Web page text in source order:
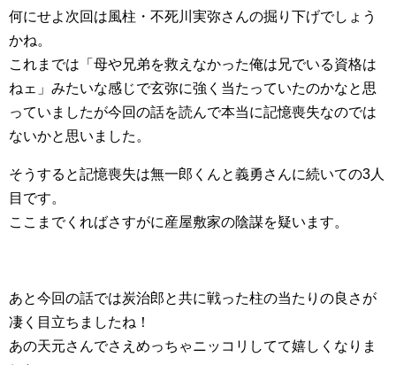
何にせよ次回は風柱・不死川実弥さんの掘り下げでしょう
かね。
これまでは「母や兄弟を救えなかった俺は兄でいる資格は
ねェ」みたいな感じで玄弥に強く当たっていたのかなと思
っていましたが今回の話を読んで本当に記憶喪失なのでは
ないかと思いました。
そうすると記憶喪失は無一郎くんと義勇さんに続いての3人
目です。
ここまでくればさすがに産屋敷家の陰謀を疑います。
あと今回の話では炭治郎と共に戦った柱の当たりの良さが
凄く目立ちましたね！
あの天元さんでさえめっちゃニッコリしてて嬉しくなりま